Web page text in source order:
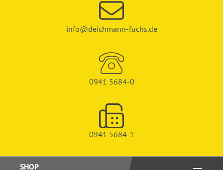
info@deichmann-fuchs.de
0941 5684-0
0941 5684-1
SHOP